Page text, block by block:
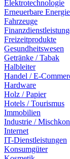
Elektrotechnologie
Erneuerbare
Fahrzeuge
Freizeitprodukte
Gesundheitswesen
Getränke / Tabak
Halbleiter
Handel / E-
Hardware
Holz / Papier
Hotels / Tourismus
Immobilien
Industrie /
Internet
IT-Dienstleistungen
Konsumgüter